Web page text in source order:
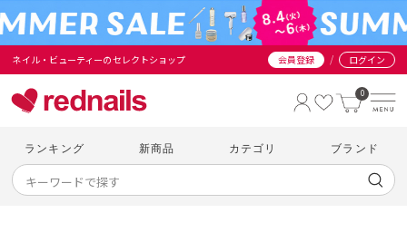
ネイル・ビューティーのセレクトショップ 会員登録 / ログイン
0
ランキング 新商品 カテゴリ ブランド